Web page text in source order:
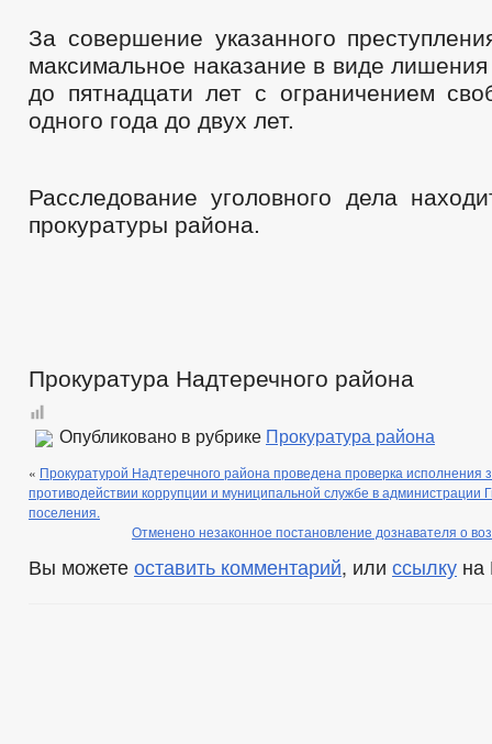
За совершение указанного
максимальное наказание в виде
до пятнадцати лет с ограничением
одного года до двух лет.
Расследование уголовного дела
прокуратуры района.
Прокуратура Надтеречного района
Опубликовано в рубрике Прокуратура района
« Прокуратурой Надтеречного района проведена проверка исполнения
противодействии коррупции и муниципальной службе в администрации
поселения.
Отменено незаконное постановление дознавателя о
Вы можете оставить комментарий, или ссылку на